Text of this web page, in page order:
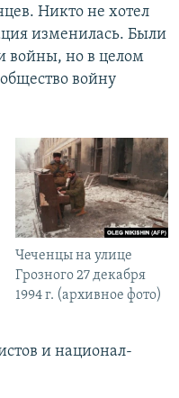
Никто не хотел
изменилась. Были
войны, но в целом
войну
Чеченцы на улице
Грозного 27 декабря
1994 г. (архивное фото)
и национал-